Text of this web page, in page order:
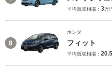
平均買取相場： 3万
8
ホンダ
フィット
平均買取相場： 20.5